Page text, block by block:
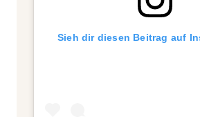
Sieh dir diesen Beitrag auf